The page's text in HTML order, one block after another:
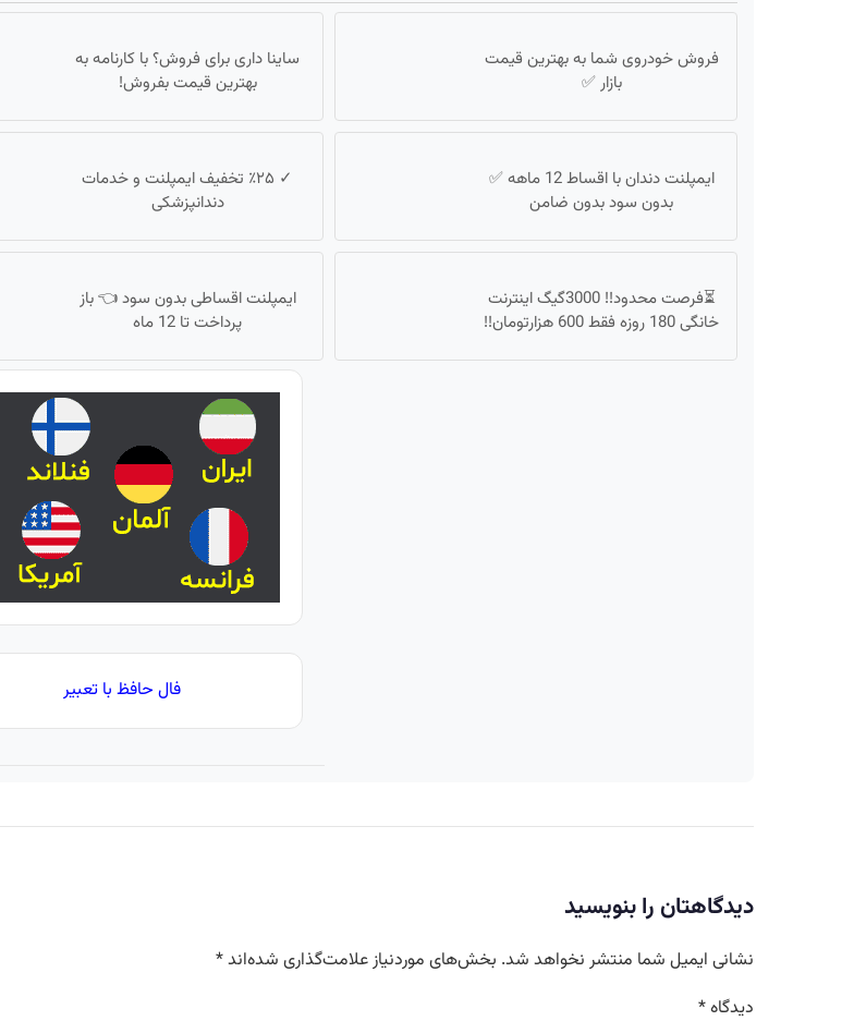
فروش خودروی شما به بهترین قیمت
بازار ✅
ساینا داری برای فروش؟ با کارنامه به
بهترین قیمت بفروش!
ایمپلنت دندان با اقساط 12 ماهه ✅
بدون سود بدون ضامن
✓ ٪۲۵ تخفیف ایمپلنت و خدمات
دندانپزشکی
⏳فرصت محدود!! 3000گیگ اینترنت
خانگی 180 روزه فقط 600 هزارتومان!!
ایمپلنت اقساطی بدون سود 👈 باز
پرداخت تا 12 ماه
فال حافظ با تعبیر
دیدگاهتان را بنویسید
نشانی ایمیل شما منتشر نخواهد شد. بخش‌های موردنیاز علامت‌گذاری شده‌اند*
دیدگاه*